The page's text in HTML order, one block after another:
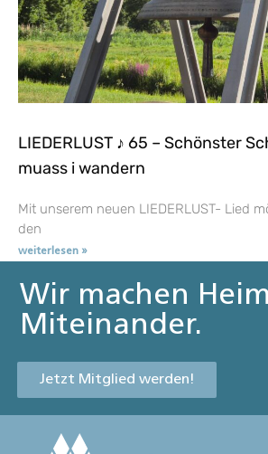
LIEDERLUST ♪ 65 – Schönster
muass i wandern
Mit unserem neuen LIEDERLUST- Lied
den
weiterlesen »
Wir machen
Miteinander.
Jetzt Mitglied werden!